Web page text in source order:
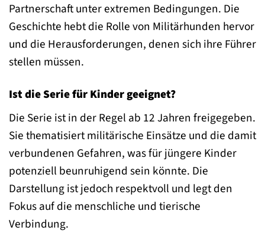
Partnerschaft unter extremen Bedingungen. Die
Geschichte hebt die Rolle von Militärhunden hervor
und die Herausforderungen, denen sich ihre Führer
stellen müssen.
Ist die Serie für Kinder geeignet?
Die Serie ist in der Regel ab 12 Jahren freigegeben.
Sie thematisiert militärische Einsätze und die damit
verbundenen Gefahren, was für jüngere Kinder
potenziell beunruhigend sein könnte. Die
Darstellung ist jedoch respektvoll und legt den
Fokus auf die menschliche und tierische
Verbindung.